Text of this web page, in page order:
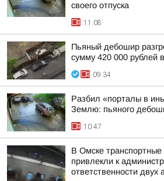
своего отпуска
11:08
Пьяный дебошир
сумму 420 000 рублей
09:34
Разбил «порталы в
Землю: пьяного
10:47
В Омске транспортные
привлекли к
ответственности двух